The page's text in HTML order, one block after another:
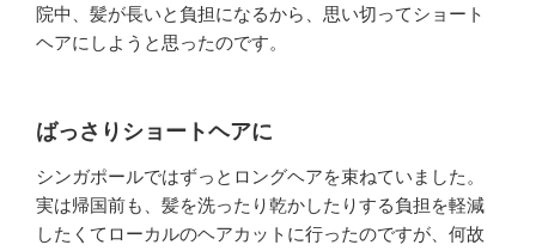
院中、髪が長いと負担になるから、思い切ってショート
ヘアにしようと思ったのです。
ばっさりショートヘアに
シンガポールではずっとロングヘアを束ねていました。
実は帰国前も、髪を洗ったり乾かしたりする負担を軽減
したくてローカルのヘアカットに行ったのですが、何故